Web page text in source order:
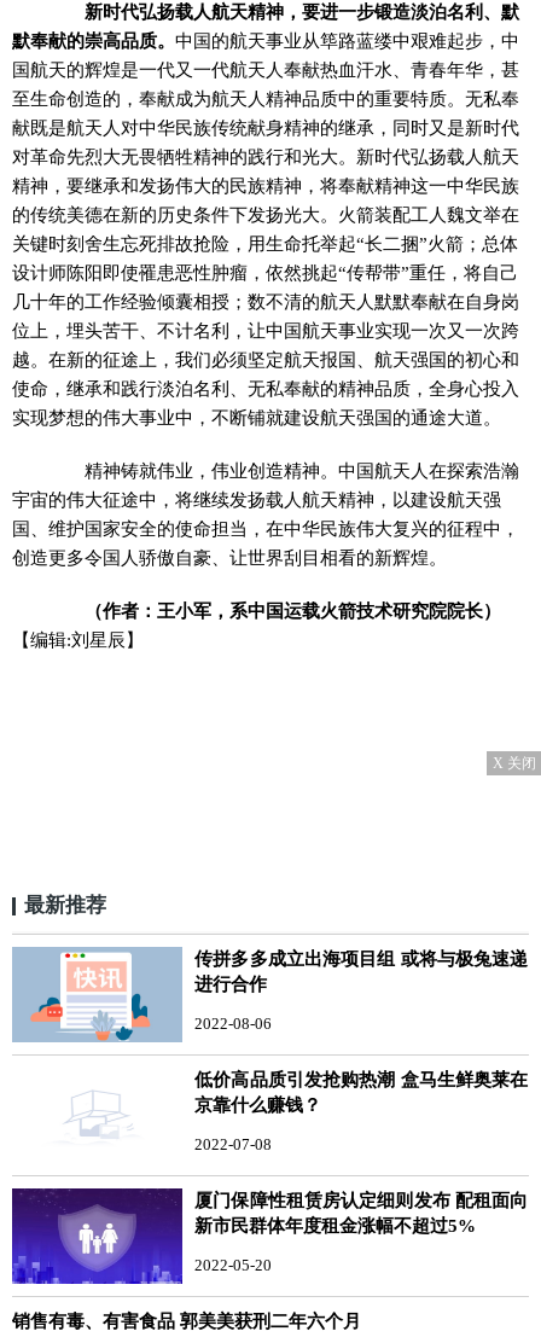
新时代弘扬载人航天精神，要进一步锻造淡泊名利、默
默奉献的崇高品质。 中国的航天事业从筚路蓝缕中艰难起步，中
国航天的辉煌是一代又一代航天人奉献热血汗水、青春年华，甚
至生命创造的，奉献成为航天人精神品质中的重要特质。无私奉
献既是航天人对中华民族传统献身精神的继承，同时又是新时代
对革命先烈大无畏牺牲精神的践行和光大。新时代弘扬载人航天
精神，要继承和发扬伟大的民族精神，将奉献精神这一中华民族
的传统美德在新的历史条件下发扬光大。火箭装配工人魏文举在
关键时刻舍生忘死排故抢险，用生命托举起“长二捆”火箭；总体
设计师陈阳即使罹患恶性肿瘤，依然挑起“传帮带”重任，将自己
几十年的工作经验倾囊相授；数不清的航天人默默奉献在自身岗
位上，埋头苦干、不计名利，让中国航天事业实现一次又一次跨
越。在新的征途上，我们必须坚定航天报国、航天强国的初心和
使命，继承和践行淡泊名利、无私奉献的精神品质，全身心投入
实现梦想的伟大事业中，不断铺就建设航天强国的通途大道。
精神铸就伟业，伟业创造精神。中国航天人在探索浩瀚
宇宙的伟大征途中，将继续发扬载人航天精神，以建设航天强
国、维护国家安全的使命担当，在中华民族伟大复兴的征程中，
创造更多令国人骄傲自豪、让世界刮目相看的新辉煌。
（作者：王小军，系中国运载火箭技术研究院院长）
【编辑:刘星辰】
X 关闭
最新推荐
传拼多多成立出海项目组 或将与极兔速递
进行合作
2022-08-06
低价高品质引发抢购热潮 盒马生鲜奥莱在
京靠什么赚钱？
2022-07-08
厦门保障性租赁房认定细则发布 配租面向
新市民群体年度租金涨幅不超过5%
2022-05-20
销售有毒、有害食品 郭美美获刑二年六个月